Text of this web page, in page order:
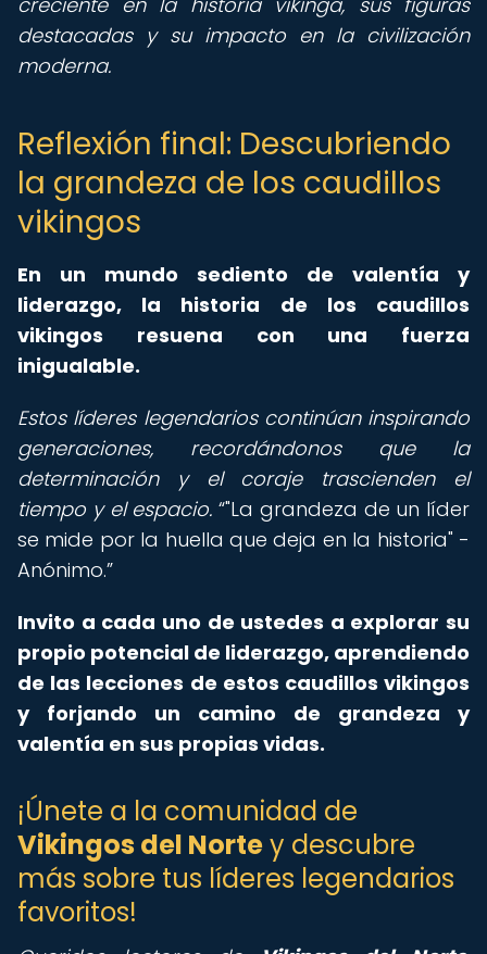
destacadas y su impacto en la civilización
moderna.
Reflexión final: Descubriendo
la grandeza de los caudillos
vikingos
En un mundo sediento de valentía y
liderazgo, la historia de los caudillos
vikingos resuena con una fuerza
inigualable.
Estos líderes legendarios continúan inspirando
generaciones, recordándonos que la
determinación y el coraje trascienden el
tiempo y el espacio. "La grandeza de un líder
se mide por la huella que deja en la historia" -
Anónimo.
Invito a cada uno de ustedes a explorar su
propio potencial de liderazgo, aprendiendo
de las lecciones de estos caudillos vikingos
y forjando un camino de grandeza y
valentía en sus propias vidas.
¡Únete a la comunidad de
Vikingos del Nortey descubre
más sobre tus líderes legendarios
favoritos!